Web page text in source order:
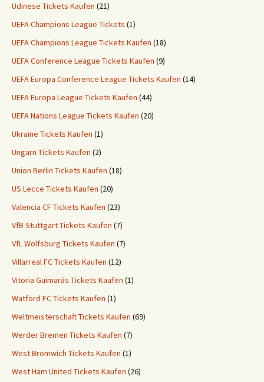
Udinese Tickets Kaufen (21)
UEFA Champions League Tickets (1)
UEFA Champions League Tickets Kaufen (18)
UEFA Conference League Tickets Kaufen (9)
UEFA Europa Conference League Tickets Kaufen (14)
UEFA Europa League Tickets Kaufen (44)
UEFA Nations League Tickets Kaufen (20)
Ukraine Tickets Kaufen (1)
Ungarn Tickets Kaufen (2)
Union Berlin Tickets Kaufen (18)
US Lecce Tickets Kaufen (20)
Valencia CF Tickets Kaufen (23)
VfB Stuttgart Tickets Kaufen (7)
VfL Wolfsburg Tickets Kaufen (7)
Villarreal FC Tickets Kaufen (12)
Vitoria Guimaräs Tickets Kaufen (1)
Watford FC Tickets Kaufen (1)
Weltmeisterschaft Tickets Kaufen (69)
Werder Bremen Tickets Kaufen (7)
West Bromwich Tickets Kaufen (1)
West Ham United Tickets Kaufen (26)